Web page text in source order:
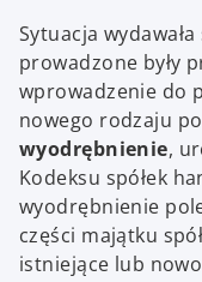
Sytuacja
prowadzone były
wprowadzenie do
nowego rodzaju
wyodrębnienie,
Kodeksu spółek
wyodrębnienie
części majątku
istniejące lub